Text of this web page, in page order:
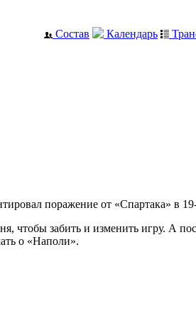
Состав Календарь
поражение от «Спартака» в
чтобы забить и изменить игру. А
о «Наполи».